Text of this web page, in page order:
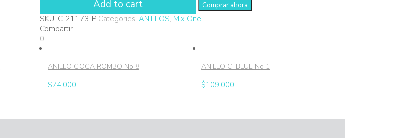
No
3
quantity
Add to cart
SKU: C-21173-P Categories:ANILLOS, Mix One
Compartir
0
ANILLO COCA ROMBO No 8
$74.000
ANILLO C-BLUE No 1
$109.000